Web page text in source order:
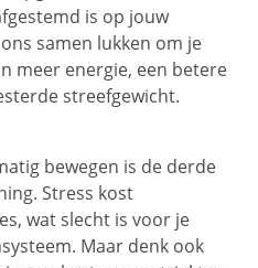
is op jouw
samen lukken om je
meer energie, een betere
streefgewicht.
bewegen is de derde
Stress kost
wat slecht is voor je
Maar denk ook